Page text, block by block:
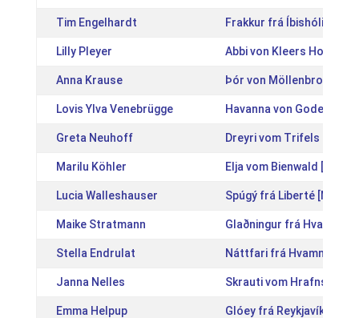
Tim Engelhardt Frakkur frá Íbishóli
Lilly Pleyer Abbi von Kleers Hof
Anna Krause Þór von Möllenbronn
Lovis Ylva Venebrügge Havanna von Godemoor
Greta Neuhoff Dreyri vom Trifels
Marilu Köhler Elja vom Bienwald
Lucia Walleshauser Spúgý frá Liberté
Maike Stratmann Glaðningur frá Hvanneyri
Stella Endrulat Náttfari frá Hvammi 2
Janna Nelles Skrauti vom Hrafnsholt
Emma Helpup Glóey frá Reykjavík